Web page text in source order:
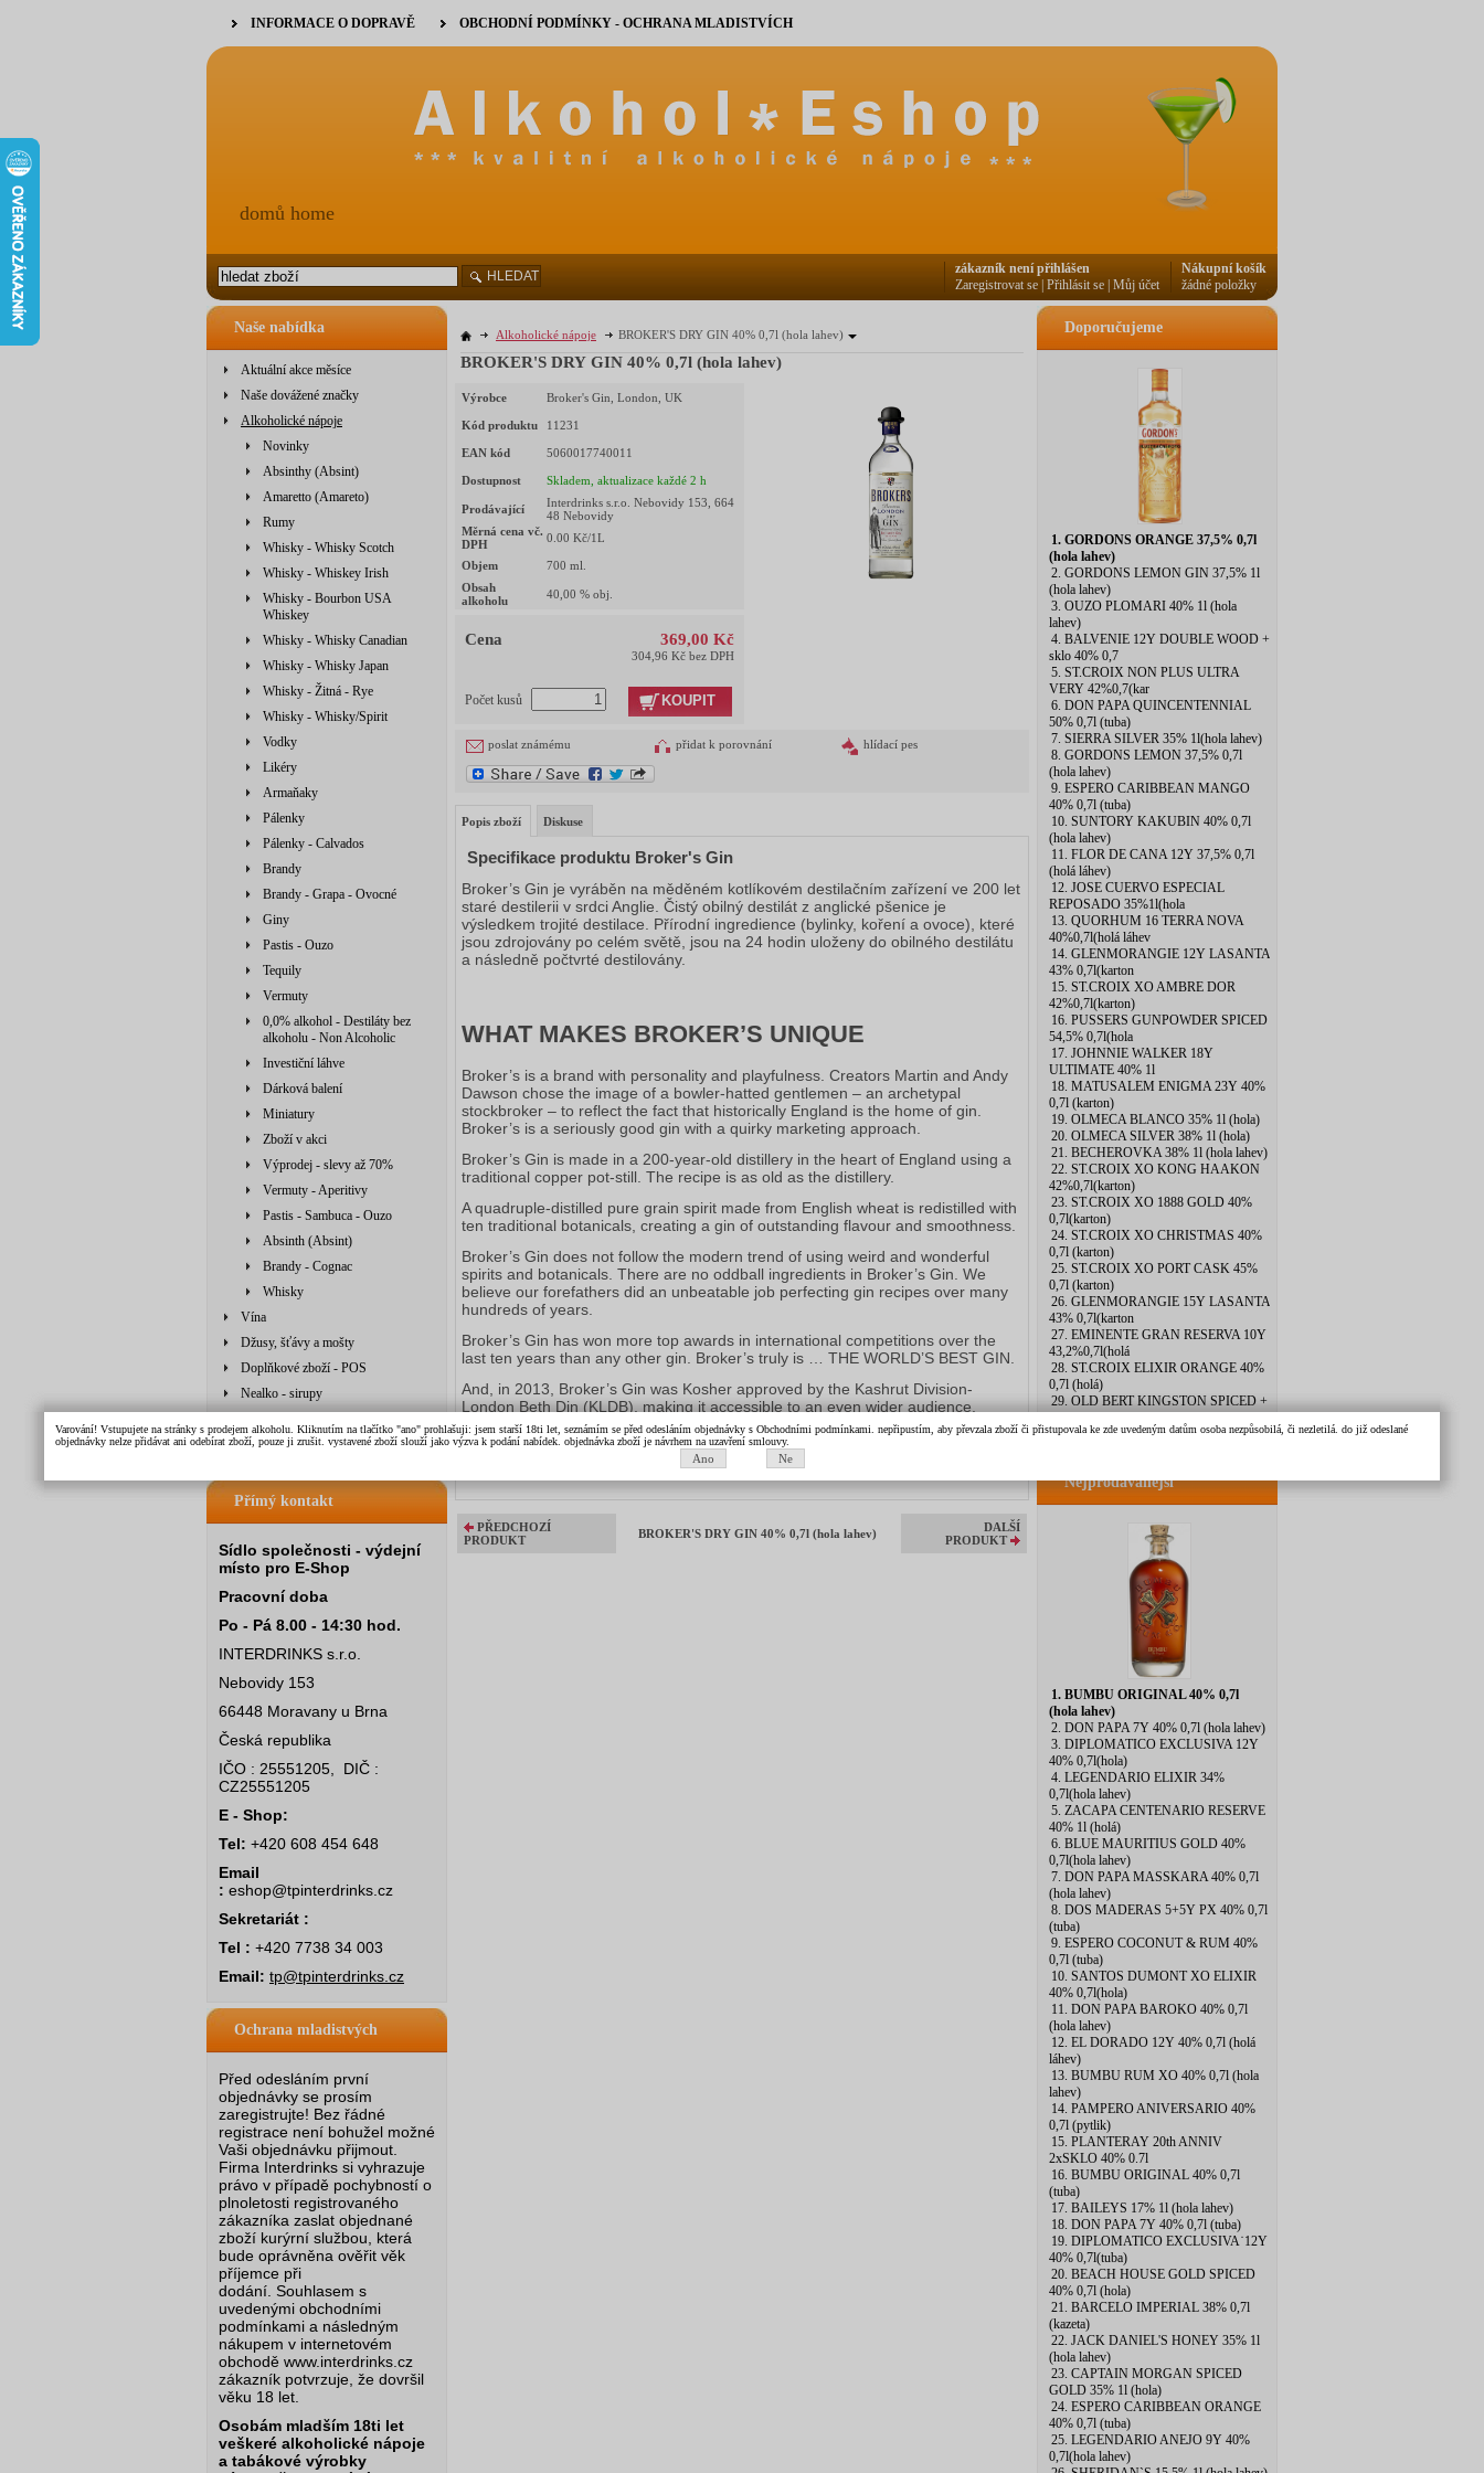
Naše nabídka
Aktuální akce měsíce
Naše dovážené značky
Alkoholické nápoje
Novinky
Absinthy (Absint)
Amaretto (Amareto)
Rumy
Whisky - Whisky Scotch
Whisky - Whiskey Irish
Whisky - Bourbon USA
Whiskey
Whisky - Whisky Canadian
Whisky - Whisky Japan
Whisky - Žitná - Rye
Whisky - Whisky/Spirit
Vodky
Likéry
Armaňaky
Pálenky
Pálenky - Calvados
Brandy
Brandy - Grapa - Ovocné
Giny
Pastis - Ouzo
Tequily
Vermuty
0,0% alkohol - Destiláty bez
alkoholu - Non Alcoholic
Investiční láhve
Dárková balení
Miniatury
Zboží v akci
Výprodej - slevy až 70%
Vermuty - Aperitivy
Pastis - Sambuca - Ouzo
Absinth (Absint)
Brandy - Cognac
Whisky
Vína
Džusy, šťávy a mošty
Doplňkové zboží - POS
Nealko - sirupy
Džusy, šťávy, mošty, sirupy
Přímý kontakt
Sídlo společnosti - výdejní
místo pro E-Shop
Pracovní doba
Po - Pá 8.00 - 14:30 hod.
INTERDRINKS s.r.o.
Nebovidy 153
66448 Moravany u Brna
Česká republika
IČO : 25551205, DIČ :
CZ25551205
E - Shop:
Tel: +420 608 454 648
Email
: eshop@tpinterdrinks.cz
Sekretariát :
Tel : +420 7738 34 003
Email: tp@tpinterdrinks.cz
Ochrana mladistvých
Před odesláním první
objednávky se prosím
zaregistrujte! Bez řádné
registrace není bohužel možné
Vaši objednávku přijmout.
Firma Interdrinks si vyhrazuje
právo v případě pochybností o
plnoletosti registrovaného
zákazníka zaslat objednané
zboží kurýrní službou, která
bude oprávněna ověřit věk
příjemce při
dodání. Souhlasem s
uvedenými obchodními
podmínkami a následným
nákupem v internetovém
obchodě www.interdrinks.cz
zákazník potvrzuje, že dovršil
věku 18 let.
Osobám mladším 18ti let
veškeré alkoholické nápoje
a tabákové výrobky
Alkoholické nápoje BROKER'S DRY GIN 40% 0,7l (hola lahev)
BROKER'S DRY GIN 40% 0,7l (hola lahev)
Výrobce Broker's Gin, London, UK
Kód produktu 11231
EAN kód 5060017740011
Dostupnost Skladem, aktualizace každé 2 h
Prodávající
Interdrinks s.r.o. Nebovidy 153, 664
48 Nebovidy
Měrná cena vč.
DPH
0.00 Kč/1L
Objem 700 ml.
Obsah
alkoholu
40,00 % obj.
Cena 369,00 Kč
304,96 Kč bez DPH
Počet kusů KOUPIT
poslat známému přidat k porovnání hlídací pes
Popis zboží Diskuse
Specifikace produktu Broker's Gin
Broker’s Gin je vyráběn na měděném kotlíkovém destilačním zařízení ve 200 let
staré destilerii v srdci Anglie. Čistý obilný destilát z anglické pšenice je
výsledkem trojité destilace. Přírodní ingredience (bylinky, koření a ovoce), které
jsou zdrojovány po celém světě, jsou na 24 hodin uloženy do obilného destilátu
a následně počtvrté destilovány.
WHAT MAKES BROKER’S UNIQUE
Broker’s is a brand with personality and playfulness. Creators Martin and Andy
Dawson chose the image of a bowler-hatted gentlemen – an archetypal
stockbroker – to reflect the fact that historically England is the home of gin.
Broker’s is a seriously good gin with a quirky marketing approach.
Broker’s Gin is made in a 200-year-old distillery in the heart of England using a
traditional copper pot-still. The recipe is as old as the distillery.
A quadruple-distilled pure grain spirit made from English wheat is redistilled with
ten traditional botanicals, creating a gin of outstanding flavour and smoothness.
Broker’s Gin does not follow the modern trend of using weird and wonderful
spirits and botanicals. There are no oddball ingredients in Broker’s Gin. We
believe our forefathers did an unbeatable job perfecting gin recipes over many
hundreds of years.
Broker’s Gin has won more top awards in international competitions over the
last ten years than any other gin. Broker’s truly is … THE WORLD’S BEST GIN.
And, in 2013, Broker’s Gin was Kosher approved by the Kashrut Division-
London Beth Din (KLDB), making it accessible to an even wider audience.
zdroj : www.brokersgin.com
PŘEDCHOZÍ
PRODUKT
BROKER'S DRY GIN 40% 0,7l (hola lahev)
DALŠÍ
PRODUKT
Doporučujeme
1. GORDONS ORANGE 37,5% 0,7l
(hola lahev)
2. GORDONS LEMON GIN 37,5% 1l
(hola lahev)
3. OUZO PLOMARI 40% 1l (hola
lahev)
4. BALVENIE 12Y DOUBLE WOOD +
sklo 40% 0,7
5. ST.CROIX NON PLUS ULTRA
VERY 42%0,7(kar
6. DON PAPA QUINCENTENNIAL
50% 0,7l (tuba)
7. SIERRA SILVER 35% 1l(hola lahev)
8. GORDONS LEMON 37,5% 0,7l
(hola lahev)
9. ESPERO CARIBBEAN MANGO
40% 0,7l (tuba)
10. SUNTORY KAKUBIN 40% 0,7l
(hola lahev)
11. FLOR DE CANA 12Y 37,5% 0,7l
(holá láhev)
12. JOSE CUERVO ESPECIAL
REPOSADO 35%1l(hola
13. QUORHUM 16 TERRA NOVA
40%0,7l(holá láhev
14. GLENMORANGIE 12Y LASANTA
43% 0,7l(karton
15. ST.CROIX XO AMBRE DOR
42%0,7l(karton)
16. PUSSERS GUNPOWDER SPICED
54,5% 0,7l(hola
17. JOHNNIE WALKER 18Y
ULTIMATE 40% 1l
18. MATUSALEM ENIGMA 23Y 40%
0,7l (karton)
19. OLMECA BLANCO 35% 1l (hola)
20. OLMECA SILVER 38% 1l (hola)
21. BECHEROVKA 38% 1l (hola lahev)
22. ST.CROIX XO KONG HAAKON
42%0,7l(karton)
23. ST.CROIX XO 1888 GOLD 40%
0,7l(karton)
24. ST.CROIX XO CHRISTMAS 40%
0,7l (karton)
25. ST.CROIX XO PORT CASK 45%
0,7l (karton)
26. GLENMORANGIE 15Y LASANTA
43% 0,7l(karton
27. EMINENTE GRAN RESERVA 10Y
43,2%0,7l(holá
28. ST.CROIX ELIXIR ORANGE 40%
0,7l (holá)
29. OLD BERT KINGSTON SPICED +
30. BOTRAN KI 40% 0,7l (hola lahev)
Nejprodávanější
1. BUMBU ORIGINAL 40% 0,7l
(hola lahev)
2. DON PAPA 7Y 40% 0,7l (hola lahev)
3. DIPLOMATICO EXCLUSIVA 12Y
40% 0,7l(hola)
4. LEGENDARIO ELIXIR 34%
0,7l(hola lahev)
5. ZACAPA CENTENARIO RESERVE
40% 1l (holá)
6. BLUE MAURITIUS GOLD 40%
0,7l(hola lahev)
7. DON PAPA MASSKARA 40% 0,7l
(hola lahev)
8. DOS MADERAS 5+5Y PX 40% 0,7l
(tuba)
9. ESPERO COCONUT & RUM 40%
0,7l (tuba)
10. SANTOS DUMONT XO ELIXIR
40% 0,7l(hola)
11. DON PAPA BAROKO 40% 0,7l
(hola lahev)
12. EL DORADO 12Y 40% 0,7l (holá
láhev)
13. BUMBU RUM XO 40% 0,7l (hola
lahev)
14. PAMPERO ANIVERSARIO 40%
0,7l (pytlik)
15. PLANTERAY 20th ANNIV
2xSKLO 40% 0.7l
16. BUMBU ORIGINAL 40% 0,7l
(tuba)
17. BAILEYS 17% 1l (hola lahev)
18. DON PAPA 7Y 40% 0,7l (tuba)
19. DIPLOMATICO EXCLUSIVA˙12Y
40% 0,7l(tuba)
20. BEACH HOUSE GOLD SPICED
40% 0,7l (hola)
21. BARCELO IMPERIAL 38% 0,7l
(kazeta)
22. JACK DANIEL'S HONEY 35% 1l
(hola lahev)
23. CAPTAIN MORGAN SPICED
GOLD 35% 1l (hola)
24. ESPERO CARIBBEAN ORANGE
40% 0,7l (tuba)
25. LEGENDARIO ANEJO 9Y 40%
0,7l(hola lahev)
INFORMACE O DOPRAVĚ OBCHODNÍ PODMÍNKY - OCHRANA MLADISTVÍCH
domů home
HLEDAT
Nákupní košík
žádné položky
zákazník není přihlášen
Zaregistrovat se Přihlásit se Můj účet
Varování! Vstupujete na stránky s prodejem alkoholu. Kliknutím na tlačítko "ano" prohlašuji: jsem starší 18ti let, seznámím se před odesláním objednávky s Obchodními podmínkami. nepřipustím, aby převzala zboží či přistupovala ke zde uvedeným datům osoba nezpůsobilá, či nezletilá. do již odeslané
objednávky nelze přidávat ani odebírat zboží, pouze ji zrušit. vystavené zboží slouží jako výzva k podání nabídek. objednávka zboží je návrhem na uzavření smlouvy.
Ano Ne